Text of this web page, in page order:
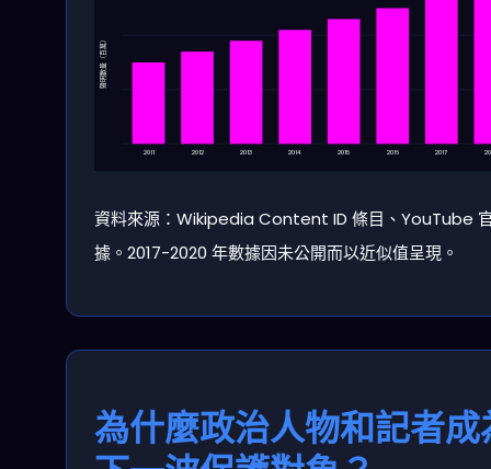
2011 2012 2013 2014 2015 2016 2017
聲明數量（百萬）
資料來源：Wikipedia Content ID 條目、YouTube
據。2017-2020 年數據因未公開而以近似值呈現。
為什麼政治人物和記者成